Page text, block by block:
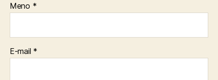
Meno *
E-mail *